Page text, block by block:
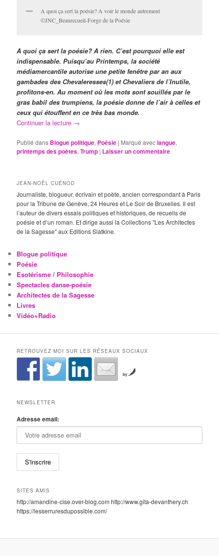
A quoi ça sert la poésie? A voir le monde autrement
©JNC_Beaurecueil-Forge de la Poésie
A quoi ça sert la poésie? A rien. C’est pourquoi elle est
indispensable. Puisqu’au Printemps, la société
médiamercantile autorise une petite fenêtre par an aux
gambades des Chevaleresses(1) et Chevaliers de l’Inutile,
profitons-en. Au moment où les mots sont souillés par le
gras babil des trumpiens, la poésie donne de l’air à celles et
ceux qui étouffent en ce très bas monde.
Continuer la lecture →
Publié dans Blogue politique, Poésie | Marqué aveclangue,
printemps des poètes,Trump | Laisser un commentaire
JEAN-NOËL CUÉNOD
Journaliste, blogueur, écrivain et poète, ancien correspondant à Paris
pour la Tribune de Genève, 24 Heures et Le Soir de Bruxelles. Il est
l’auteur de divers essais politiques et historiques, de recueils de
poésie et d’un roman. Et dirige aussi la Collections "Les Architectes
de la Sagesse" aux Editions Slatkine.
Blogue politique
Poésie
Esotérisme / Philosophie
Spectacles danse-poésie
Architectes de la Sagesse
Livres
Vidéo+Radio
RETROUVEZ MOI SUR LES RÉSEAUX SOCIAUX
by
NEWSLETTER
Adresse email:
SITES AMIS
http://amandine-cise.over-blog.com http://www.gita-devanthery.ch
https://lesserruresdupossible.com/